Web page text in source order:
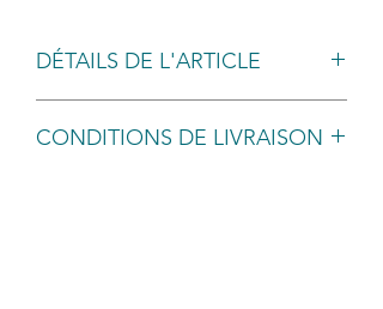
DÉTAILS DE L'ARTICLE
30 cm
CONDITIONS DE LIVRAISON